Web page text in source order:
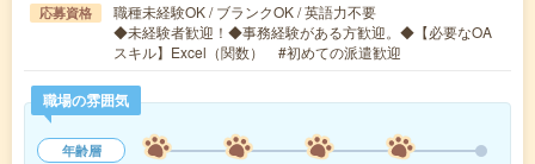
応募資格
職種未経験OK / ブランクOK / 英語力不要
◆未経験者歓迎！◆事務経験がある方歓迎。◆【必要なOA
スキル】Excel（関数） #初めての派遣歓迎
職場の雰囲気
年齢層